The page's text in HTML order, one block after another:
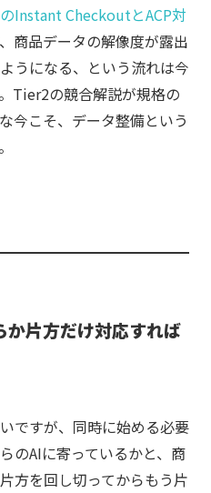
Instant CheckoutとACP対
商品データの解像度が露出
うになる、という流れは今
Tier2の競合解説が規格の
今こそ、データ整備という
片方だけ対応すれば
ですが、同時に始める必要
のAIに寄っているかと、商
方を回し切ってからもう片